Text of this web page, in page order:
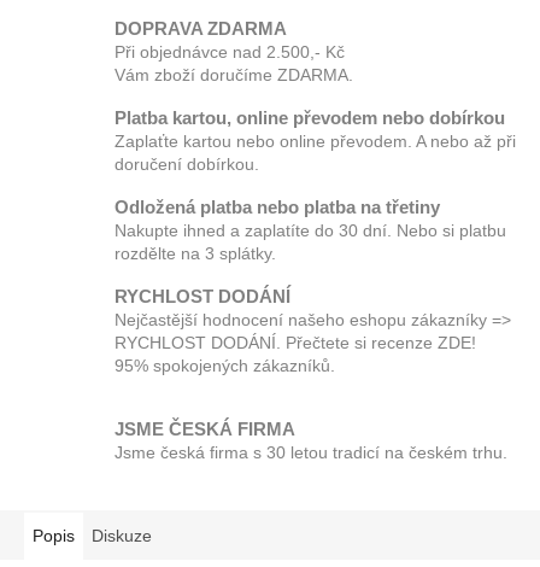
DOPRAVA ZDARMA
Při objednávce nad 2.500,- Kč
Vám zboží doručíme ZDARMA.
Platba kartou, online převodem nebo dobírkou
Zaplaťte kartou nebo online převodem. A nebo až při
doručení dobírkou.
Odložená platba nebo platba na třetiny
Nakupte ihned a zaplatíte do 30 dní. Nebo si platbu
rozdělte na 3 splátky.
RYCHLOST DODÁNÍ
Nejčastější hodnocení našeho eshopu zákazníky =>
RYCHLOST DODÁNÍ. Přečtete si recenze ZDE!
95% spokojených zákazníků.
JSME ČESKÁ FIRMA
Jsme česká firma s 30 letou tradicí na českém trhu.
Popis Diskuze